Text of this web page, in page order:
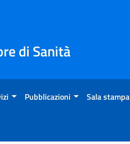
di Sanità
Pubblicazioni Sala stampa